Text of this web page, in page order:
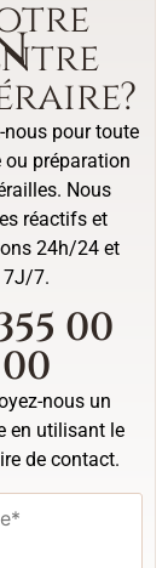
nous pour toute
ou préparation
Nous
réactifs et
24h/24 et
7J/7.
00
00
nous un
en utilisant le
de contact.